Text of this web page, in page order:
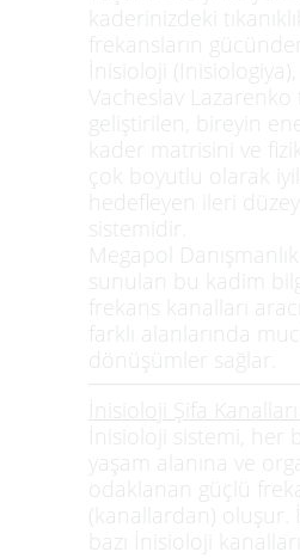
Access
Hayat Bana
kaderinizdeki
frekansların
İnisioloji (Inisiologiya)
Vacheslav Lazarenko
geliştirilen, bireyin
kader matrisini ve
çok boyutlu olarak
hedefleyen ileri
sistemidir.
Megapol Danışmanlık
sunulan bu kadim
frekans kanalları
farklı alanlarında
dönüşümler sağlar.
İnisioloji Şifa
İnisioloji sistemi, her
yaşam alanına ve
odaklanan güçlü
(kanallardan) oluşur.
bazı İnisioloji kanalları: